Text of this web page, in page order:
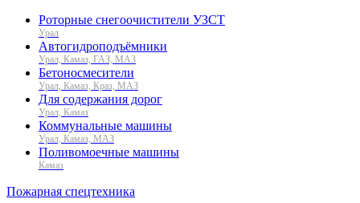
Роторные снегоочистители УЗСТ
Урал
Автогидроподъёмники
Урал, Камаз, ГАЗ, МАЗ
Бетоносмесители
Урал, Камаз, Краз, МАЗ
Для содержания дорог
Урал, Камаз
Коммунальные машины
Урал, Камаз, МАЗ
Поливомоечные машины
Камаз
Пожарная спецтехника